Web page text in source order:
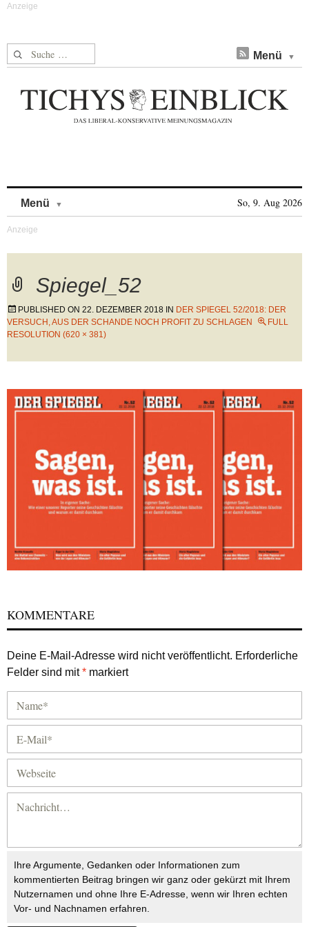
Suche nach: Menü
Menü So, 9. Aug 2026
Spiegel_52
PUBLISHED ON 22. DEZEMBER 2018 IN DER SPIEGEL 52/2018: DER
VERSUCH, AUS DER SCHANDE NOCH PROFIT ZU SCHLAGEN
FULL
RESOLUTION (620 × 381)
KOMMENTARE
Deine E-Mail-Adresse wird nicht veröffentlicht. Erforderliche
Felder sind mit* markiert
Ihre Argumente, Gedanken oder Informationen zum
kommentierten Beitrag bringen wir ganz oder gekürzt mit Ihrem
Nutzernamen und ohne Ihre E-Adresse, wenn wir Ihren echten
Vor- und Nachnamen erfahren.